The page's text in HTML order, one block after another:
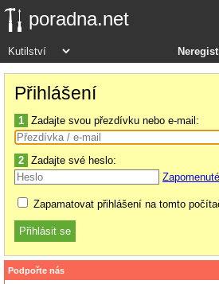
poradna.net
Přihlášení
1 Zadajte svou přezdívku nebo e-mail:
2 Zadajte své heslo:
Zapamatovat přihlášení na tomto
Podpořte nás